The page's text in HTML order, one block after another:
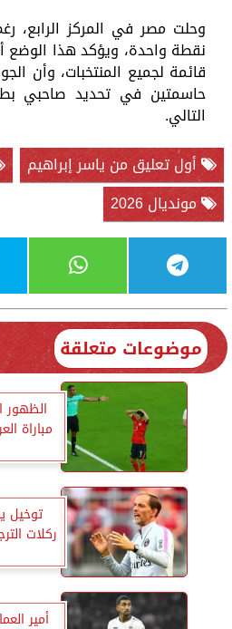
وحلت مصر في المركز الرابع،
نقطة واحدة، ويؤكد هذا الوضع
قائمة لجميع المنتخبات، وأن
حاسمتين في تحديد صاحبي
التالي.
أول تعليق من ياسر إبراهيم
مونديال 2026
موضوعات متعلقة
الظهور
مباراة
توخيل
ركلات
أمير